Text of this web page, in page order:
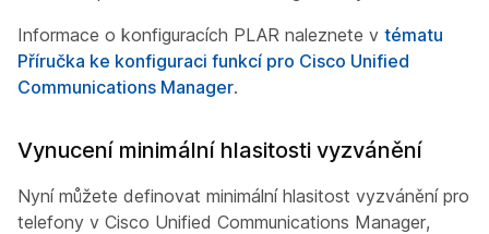
Informace o konfiguracích PLAR naleznete v tématu
Příručka ke konfiguraci funkcí pro Cisco Unified
Communications Manager.
Vynucení minimální hlasitosti vyzvánění
Nyní můžete definovat minimální hlasitost vyzvánění pro
telefony v Cisco Unified Communications Manager,